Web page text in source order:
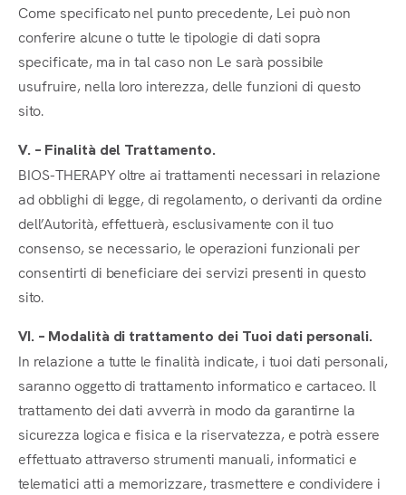
Come specificato nel punto precedente, Lei può non
conferire alcune o tutte le tipologie di dati sopra
specificate, ma in tal caso non Le sarà possibile
usufruire, nella loro interezza, delle funzioni di questo
sito.
V. – Finalità del Trattamento.
BIOS-THERAPY oltre ai trattamenti necessari in relazione
ad obblighi di legge, di regolamento, o derivanti da ordine
dell’Autorità, effettuerà, esclusivamente con il tuo
consenso, se necessario, le operazioni funzionali per
consentirti di beneficiare dei servizi presenti in questo
sito.
VI. – Modalità di trattamento dei Tuoi dati personali.
In relazione a tutte le finalità indicate, i tuoi dati personali,
saranno oggetto di trattamento informatico e cartaceo. Il
trattamento dei dati avverrà in modo da garantirne la
sicurezza logica e fisica e la riservatezza, e potrà essere
effettuato attraverso strumenti manuali, informatici e
telematici atti a memorizzare, trasmettere e condividere i